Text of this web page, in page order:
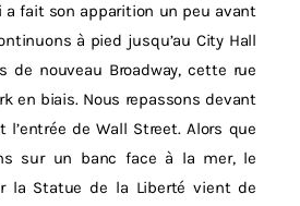
a fait son apparition un peu avant
à pied jusqu’au City Hall
de nouveau Broadway, cette rue
en biais. Nous repassons devant
l’entrée de Wall Street. Alors que
sur un banc face à la mer, le
la Statue de la Liberté vient de